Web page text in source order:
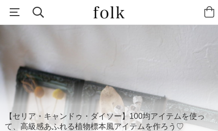
【セリア・キャンドゥ・ダイソー】100均アイテムを使っ
て、高級感あふれる植物標本風アイテムを作ろう♡